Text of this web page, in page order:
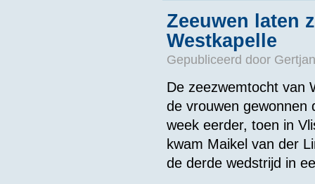
Zeeuwen laten
Westkapelle
Gepubliceerd door
De zeezwemtocht van
de vrouwen gewonnen
week eerder, toen in
kwam Maikel van der
de derde wedstrijd in